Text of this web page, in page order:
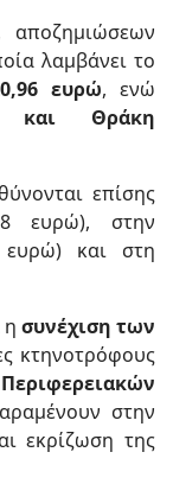
αποζημιώσεων
λαμβάνει το
ευρώ, ενώ
και Θράκη
επίσης
ευρώ), στην
ευρώ) και στη
η συνέχιση των
κτηνοτρόφους
στην
εκρίζωση της